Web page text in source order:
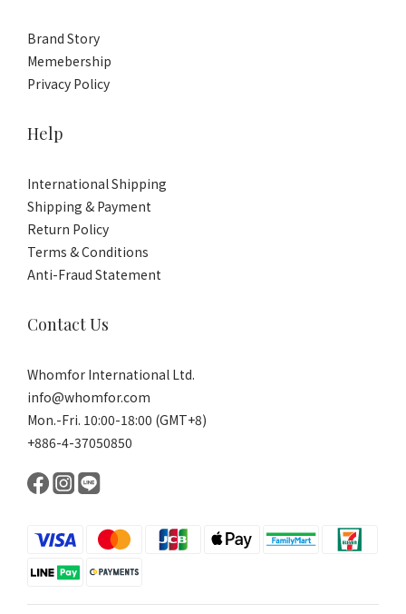
Brand Story
Memebership
Privacy Policy
Help
International Shipping
Shipping & Payment
Return Policy
Terms & Conditions
Anti-Fraud Statement
Contact Us
Whomfor International Ltd.
info@whomfor.com
Mon.-Fri. 10:00-18:00 (GMT+8)
+886-4-37050850